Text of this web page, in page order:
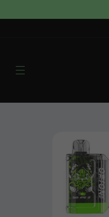
al contenido
a la
información
del producto